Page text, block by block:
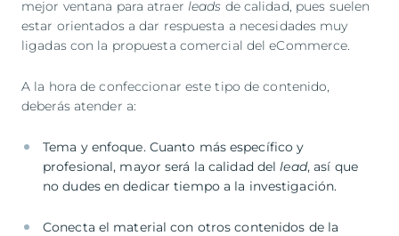
mejor ventana para atraer leads de calidad, pues suelen
estar orientados a dar respuesta a necesidades muy
ligadas con la propuesta comercial del eCommerce.
A la hora de confeccionar este tipo de contenido,
deberás atender a:
Tema y enfoque. Cuanto más específico y
profesional, mayor será la calidad dellead, así que
no dudes en dedicar tiempo a la investigación.
Conecta el material con otros contenidos de la